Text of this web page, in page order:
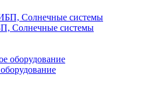
Солнечные системы